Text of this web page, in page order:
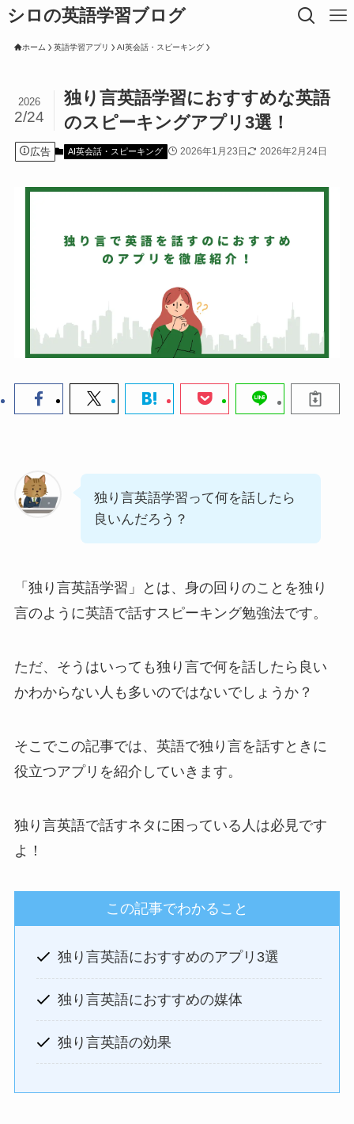
シロの英語学習ブログ
ホーム 英語学習アプリ AI英会話・スピーキング
独り言英語学習におすすめな英語
のスピーキングアプリ3選！
2026
2/24
広告 AI英会話・スピーキング 2026年1月23日 2026年2月24日
独り言英語学習って何を話したら
良いんだろう？
「独り言英語学習」とは、身の回りのことを独り
言のように英語で話すスピーキング勉強法です。
ただ、そうはいっても独り言で何を話したら良い
かわからない人も多いのではないでしょうか？
そこでこの記事では、英語で独り言を話すときに
役立つアプリを紹介していきます。
独り言英語で話すネタに困っている人は必見です
よ！
この記事でわかること
独り言英語におすすめのアプリ3選
独り言英語におすすめの媒体
独り言英語の効果